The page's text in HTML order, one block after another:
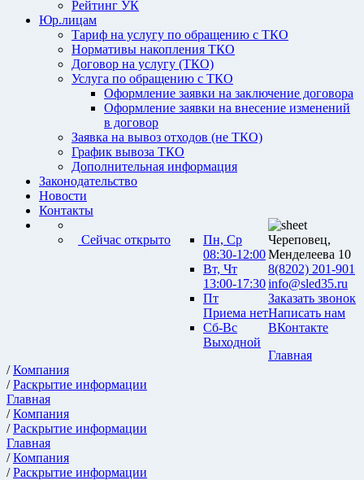
Рейтинг УК
Юр.лицам
Тариф на услугу по обращению с ТКО
Нормативы накопления ТКО
Договор на услугу (ТКО)
Услуга по обращению с ТКО
Оформление заявки на заключение договора
Оформление заявки на внесение изменений
в договор
Заявка на вывоз отходов (не ТКО)
График вывоза ТКО
Дополнительная информация
Законодательство
Новости
Контакты
Сейчас открыто
Пн, Ср
08:30-12:00
Вт, Чт
13:00-17:30
Пт
Приема нет
Сб-Вс
Выходной
Череповец,
Менделеева 10
8(8202) 201-901
info@sled35.ru
Заказать звонок
Написать нам
ВКонтакте
Главная
/Компания
/Раскрытие информации
Главная
/Компания
/Раскрытие информации
Главная
/Компания
/Раскрытие информации